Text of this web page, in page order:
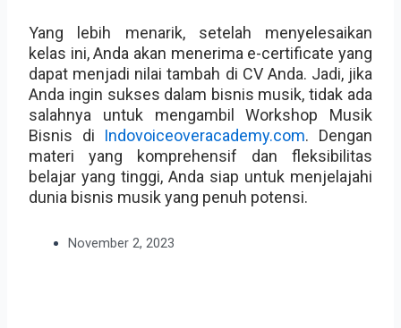
Yang lebih menarik, setelah menyelesaikan
kelas ini, Anda akan menerima e-certificate yang
dapat menjadi nilai tambah di CV Anda. Jadi, jika
Anda ingin sukses dalam bisnis musik, tidak ada
salahnya untuk mengambil Workshop Musik
Bisnis di Indovoiceoveracademy.com. Dengan
materi yang komprehensif dan fleksibilitas
belajar yang tinggi, Anda siap untuk menjelajahi
dunia bisnis musik yang penuh potensi.
November 2, 2023